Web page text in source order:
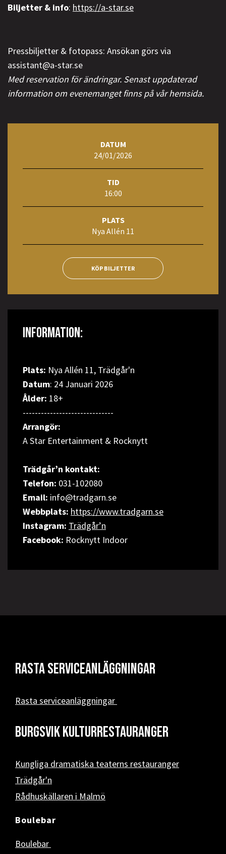
Biljetter & info: https://a-star.se
Pressbiljetter & fotopass: Ansökan görs via
assistant@a-star.se
Med reservation för ändringar. Senast uppdaterad
information om evenemanget finns på vår hemsida.
DATUM
24/01/2026
TID
16:00
PLATS
Nya Allén 11
KÖP BILJETTER
INFORMATION:
Plats: Nya Allén 11, Trädgår'n
Datum: 24 Januari 2026
Ålder: 18+
------------------------------
Arrangör:
A Star Entertainment & Rocknytt
Trädgår’n kontakt:
Telefon: 031-102080
Email: info@tradgarn.se
Webbplats: https://www.tradgarn.se
Instagram: Trädgår’n
Facebook: Rocknytt Indoor
Rasta serviceanläggningar
Rasta serviceanläggningar
Burgsvik kulturrestauranger
Kungliga dramatiska teaterns restauranger
Trädgår'n
Rådhuskällaren i Malmö
Boulebar
Boulebar